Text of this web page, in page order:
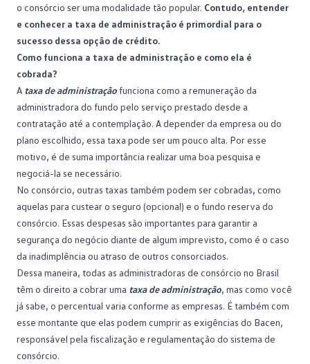
o consórcio ser uma modalidade tão popular. Contudo, entender
e conhecer a taxa de administração é primordial para o
sucesso dessa opção de crédito.
Como funciona a taxa de administração e como ela é
cobrada?
A taxa de administraçãofunciona como a remuneração da
administradora do fundo pelo serviço prestado desde a
contratação até a contemplação. A depender da empresa ou do
plano escolhido, essa taxa pode ser um pouco alta. Por esse
motivo, é de suma importância realizar uma boa pesquisa e
negociá-la se necessário.
No consórcio, outras taxas também podem ser cobradas, como
aquelas para custear o seguro (opcional) e o fundo reserva do
consórcio. Essas despesas são importantes para garantir a
segurança do negócio diante de algum imprevisto, como é o caso
da inadimplência ou atraso de outros consorciados.
Dessa maneira, todas as administradoras de consórcio no Brasil
têm o direito a cobrar uma taxa de administração, mas como você
já sabe, o percentual varia conforme as empresas. É também com
esse montante que elas podem cumprir as exigências do Bacen,
responsável pela fiscalização e regulamentação do sistema de
consórcio.